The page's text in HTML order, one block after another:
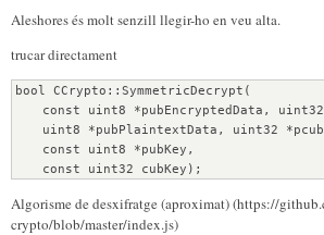
                           (int)(v2 + 29),      //
pcubEncryptedData (Length)
                           32) )                // cubKey
(Length)
"Failed to encrypt outgoing data");
\netfilter.cpp", 1027);
Aleshores és molt senzill llegir-ho en veu alta.
trucar directament
bool CCrypto::SymmetricDecrypt(
const uint8 *pubEncryptedData,
uint8 *pubPlaintextData, uint32
    const uint8 *pubKey,
    const uint32 cubKey);
Algorisme de desxifratge (aproximat) (https://
crypto/blob/master/index.js)